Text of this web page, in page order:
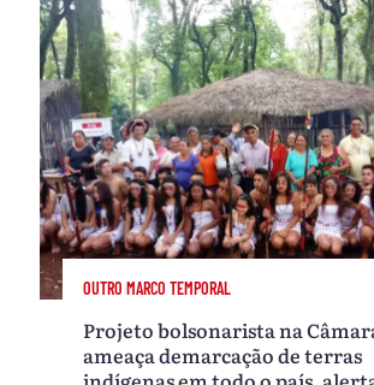
OUTRO MARCO TEMPORAL
Projeto bolsonarista na
ameaça demarcação de terras